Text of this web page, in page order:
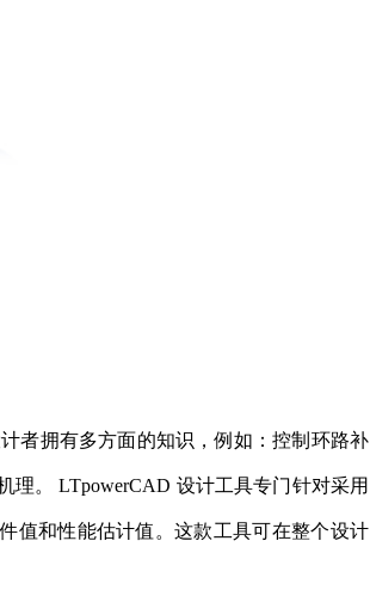
者拥有多方面的知识，例如：控制环路补
。 LTpowerCAD 设计工具专门针对采用
值和性能估计值。这款工具可在整个设计